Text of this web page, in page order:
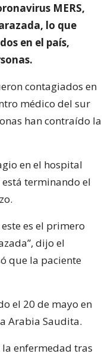
MERS,
lo que
en el país,
contagiados en
médico del sur
han contraído la
en el hospital
terminando el
es el primero
dijo el
que la paciente
el 20 de mayo en
Arabia Saudita.
enfermedad tras